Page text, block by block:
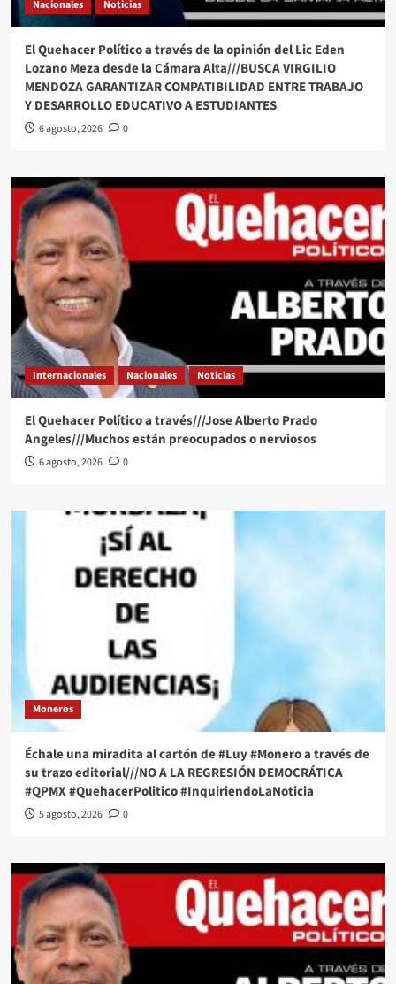
Nacionales Noticias
El Quehacer Político a través de la opinión del Lic Eden
Lozano Meza desde la Cámara Alta///BUSCA VIRGILIO
MENDOZA GARANTIZAR COMPATIBILIDAD ENTRE TRABAJO
Y DESARROLLO EDUCATIVO A ESTUDIANTES
6 agosto, 2026 0
Internacionales Nacionales Noticias
El Quehacer Político a través///Jose Alberto Prado
Angeles///Muchos están preocupados o nerviosos
6 agosto, 2026 0
Moneros
Échale una miradita al cartón de #Luy #Monero a través de
su trazo editorial///NO A LA REGRESIÓN DEMOCRÁTICA
#QPMX #QuehacerPolitico #InquiriendoLaNoticia
5 agosto, 2026 0